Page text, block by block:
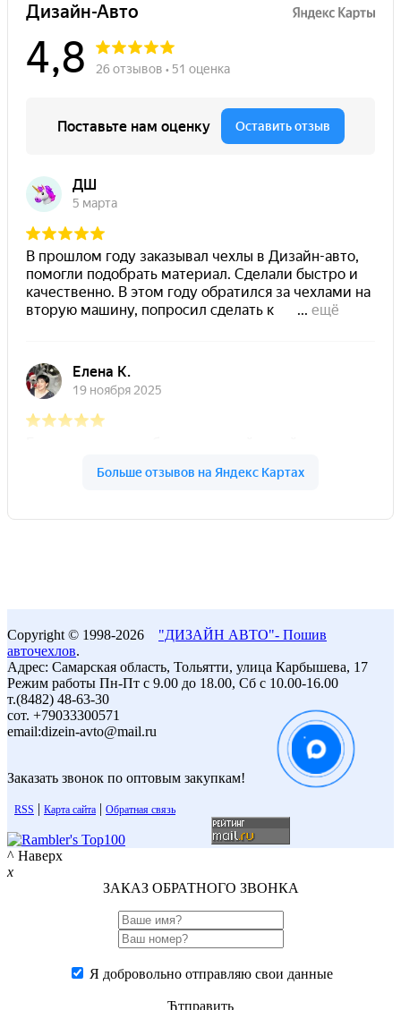
Copyright © 1998-2026 "ДИЗАЙН АВТО"- Пошив
авточехлов.
Адрес: Самарская область, Тольятти, улица Карбышева, 17
Режим работы Пн-Пт с 9.00 до 18.00, Сб с 10.00-16.00
т.(8482) 48-63-30
сот. +79033300571
email:dizein-avto@mail.ru
Заказать звонок по оптовым закупкам!
RSS | Карта сайта | Обратная связь
^ Наверх
x
ЗАКАЗ ОБРАТНОГО ЗВОНКА
Я добровольно отправляю свои данные
Ћтправить